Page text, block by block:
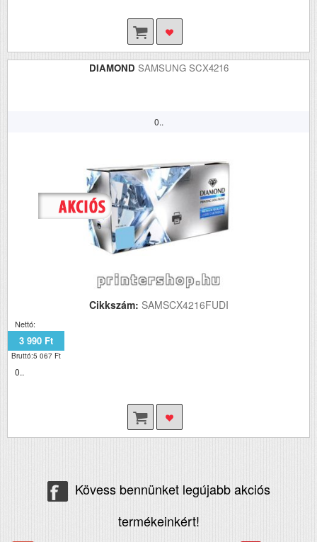
DIAMOND SAMSUNG SCX4216
0..
Cikkszám: SAMSCX4216FUDI
Nettó:
3 990 Ft
Bruttó:5 067 Ft
0..
Kövess bennünket legújabb akciós
termékeinkért!